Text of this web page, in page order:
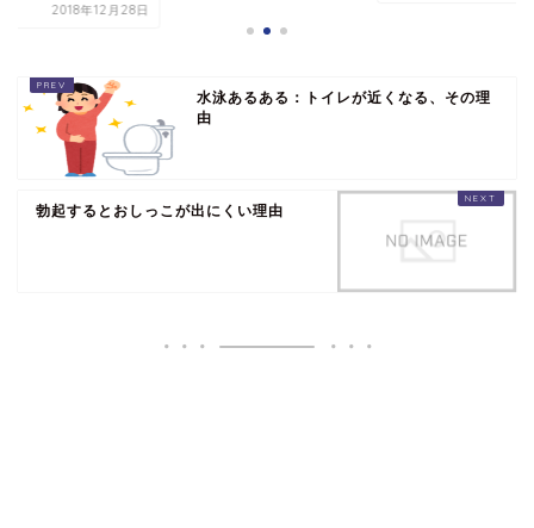
2018年12月28日
水泳あるある：トイレが近くなる、その理
由
勃起するとおしっこが出にくい理由